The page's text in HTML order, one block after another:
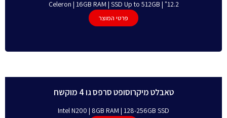
12.2" | Celeron | 16GB RAM | SSD Up to 512GB
פרטי המוצר
טאבלט מיקרוסופט סרפס גו 4 מוקשח
Intel N200 | 8GB RAM | 128-256GB SSD